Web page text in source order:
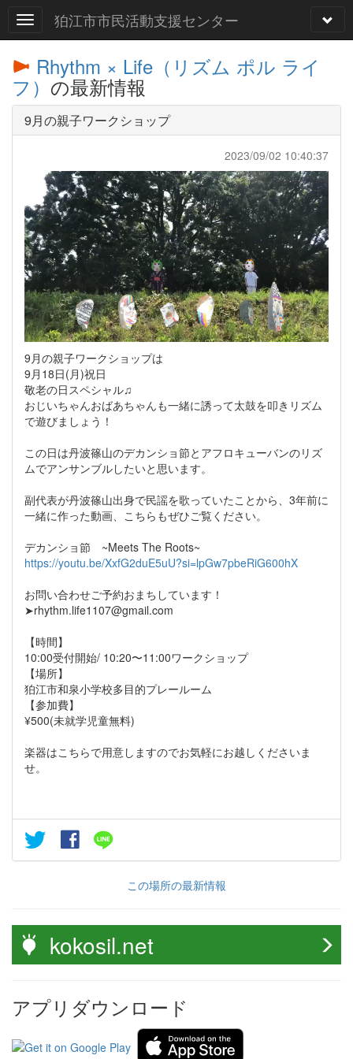
狛江市市民活動支援センター
Rhythm × Life（リズム ポル ライ
フ） の最新情報
9月の親子ワークショップ
2023/09/02 10:40:37
9月の親子ワークショップは
9月18日(月)祝日
敬老の日スペシャル♫
おじいちゃんおばあちゃんも一緒に誘って太鼓を叩きリズム
で遊びましょう！
この日は丹波篠山のデカンショ節とアフロキューバンのリズ
ムでアンサンブルしたいと思います。
副代表が丹波篠山出身で民謡を歌っていたことから、3年前に
一緒に作った動画、こちらもぜひご覧ください。
デカンショ節 ~Meets The Roots~
https://youtu.be/XxfG2duE5uU?si=lpGw7pbeRiG600hX
お問い合わせご予約おまちしています！
➤rhythm.life1107@gmail.com
【時間】
10:00受付開始/ 10:20〜11:00ワークショップ
【場所】
狛江市和泉小学校多目的プレールーム
【参加費】
¥500(未就学児童無料)
楽器はこちらで用意しますのでお気軽にお越しくださいま
せ。
この場所の最新情報
kokosil.net
アプリダウンロード